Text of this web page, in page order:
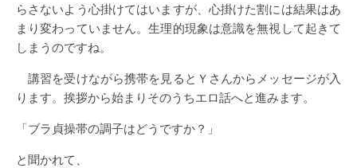
らさないよう心掛けてはいますが、心掛けた割には結果はあ
まり変わっていません。生理的現象は意識を無視して起きて
しまうのですね。
講習を受けながら携帯を見るとＹさんからメッセージが入
ります。挨拶から始まりそのうちエロ話へと進みます。
「ブラ貞操帯の調子はどうですか？」
と聞かれて、